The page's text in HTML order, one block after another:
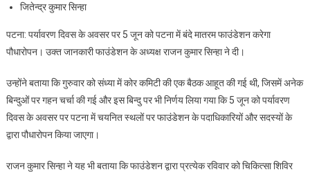
जितेन्द्र कुमार सिन्हा
पटना: पर्यावरण दिवस के अवसर पर 5 जून को पटना में बंदे मातरम फाउंडेशन करेगा
पौधारोपन। उक्त जानकारी फाउंडेशन के अध्यक्ष राजन कुमार सिन्हा ने दी।
उन्होंने बताया कि गुरुवार को संध्या में कोर कमिटी की एक बैठक आहूत की गई थी, जिसमें अनेक
बिन्दुओं पर गहन चर्चा की गई और इस बिन्दु पर भी निर्णय लिया गया कि 5 जून को पर्यावरण
दिवस के अवसर पर पटना में चयनित स्थलों पर फाउंडेशन के पदाधिकारियों और सदस्यों के
द्वारा पौधारोपन किया जाएगा।
राजन कुमार सिन्हा ने यह भी बताया कि फाउंडेशन द्वारा प्रत्येक रविवार को चिकित्सा शिविर